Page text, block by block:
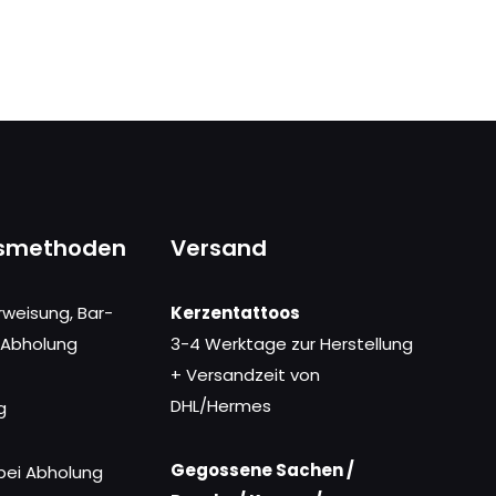
Bar-
Abholung
Versand
Kerzentattoos
3-4 Werktage zur Herstellung
+ Versandzeit von
DHL/Hermes
Gegossene Sachen /